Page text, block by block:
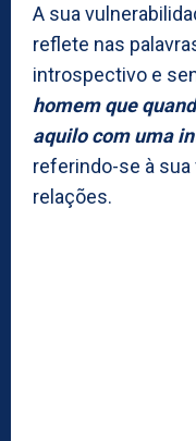
A sua
reflete nas
introspectivo e
homem que
aquilo com uma
referindo-se à
relações.